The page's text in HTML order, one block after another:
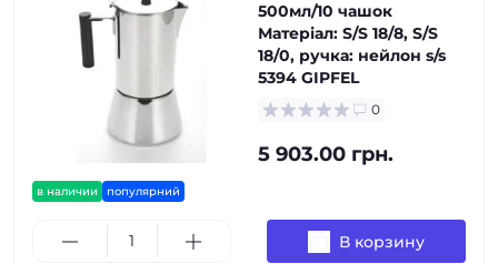
в наличии популярний
500мл/10 чашок
Матеріал: S/S 18/8, S/S
18/0, ручка: нейлон s/s
5394 GIPFEL
0
5 903.00 грн.
В корзину